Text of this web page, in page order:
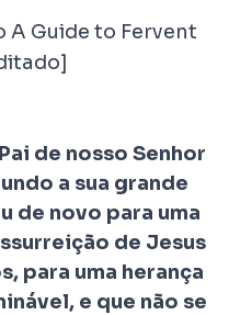
A Guide to Fervent
de nosso Senhor
a sua grande
de novo para uma
de Jesus
para uma herança
e que não se